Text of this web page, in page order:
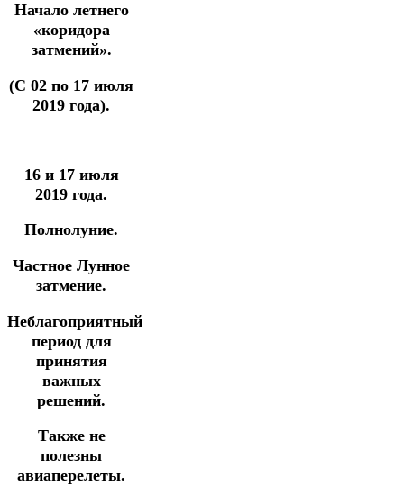
Начало летнего
«коридора
затмений».
(С 02 по 17 июля
2019 года).
16 и 17 июля
2019 года.
Полнолуние.
Частное Лунное
затмение.
Неблагоприятный
период для
принятия
важных
решений.
Также не
полезны
авиаперелеты.